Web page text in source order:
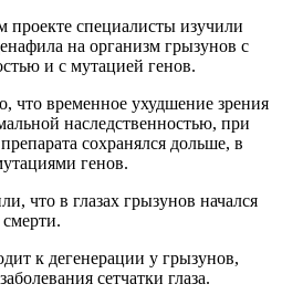
проекте специалисты изучили
на организм грызунов с
и с мутацией генов.
что временное ухудшение зрения
наследственностью, при
сохранялся дольше, в
генов.
что в глазах грызунов начался
к дегенерации у грызунов,
сетчатки глаза.